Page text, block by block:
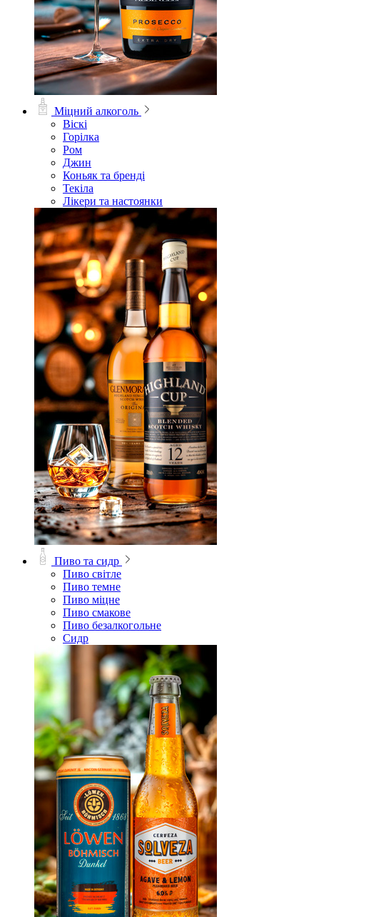
Міцний алкоголь
Віскі
Горілка
Ром
Джин
Коньяк та бренді
Текіла
Лікери та настоянки
Пиво та сидр
Пиво світле
Пиво темне
Пиво міцне
Пиво смакове
Пиво безалкогольне
Сидр